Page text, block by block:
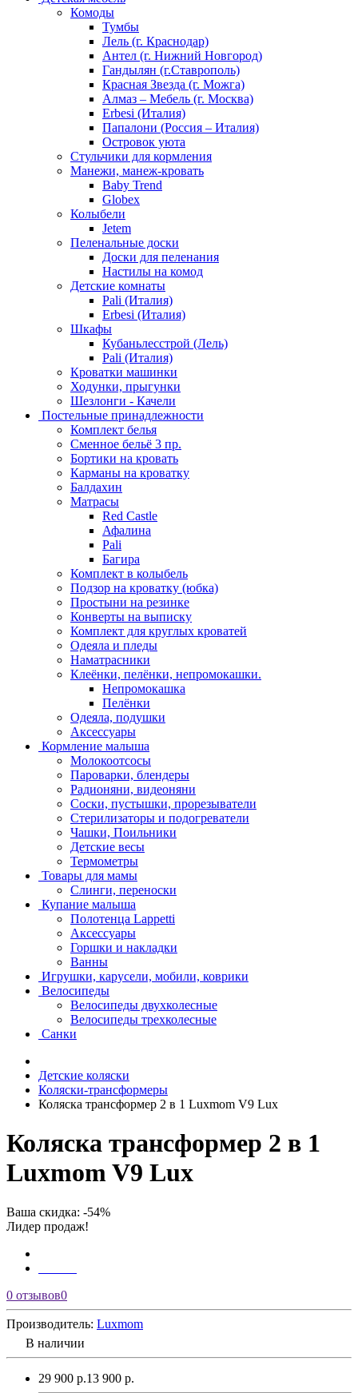
Комоды
Тумбы
Лель (г. Краснодар)
Антел (г. Нижний Новгород)
Гандылян (г.Ставрополь)
Красная Звезда (г. Можга)
Алмаз – Мебель (г. Москва)
Erbesi (Италия)
Папалони (Россия – Италия)
Островок уюта
Стульчики для кормления
Манежи, манеж-кровать
Baby Trend
Globex
Колыбели
Jetem
Пеленальные доски
Доски для пеленания
Настилы на комод
Детские комнаты
Pali (Италия)
Erbesi (Италия)
Шкафы
Кубаньлесстрой (Лель)
Pali (Италия)
Кроватки машинки
Ходунки, прыгунки
Шезлонги - Качели
Постельные принадлежности
Комплект белья
Сменное бельё 3 пр.
Бортики на кровать
Карманы на кроватку
Балдахин
Матрасы
Red Castle
Афалина
Pali
Багира
Комплект в колыбель
Подзор на кроватку (юбка)
Простыни на резинке
Конверты на выписку
Комплект для круглых кроватей
Одеяла и пледы
Наматрасники
Клеёнки, пелёнки, непромокашки.
Непромокашка
Пелёнки
Одеяла, подушки
Аксессуары
Кормление малыша
Молокоотсосы
Пароварки, блендеры
Радионяни, видеоняни
Соски, пустышки, прорезыватели
Стерилизаторы и подогреватели
Чашки, Поильники
Детские весы
Термометры
Товары для мамы
Слинги, переноски
Купание малыша
Полотенца Lappetti
Аксессуары
Горшки и накладки
Ванны
Игрушки, карусели, мобили, коврики
Велосипеды
Велосипеды двухколесные
Велосипеды трехколесные
Санки
Детские коляски
Коляски-трансформеры
Коляска трансформер 2 в 1 Luxmom V9 Lux
Коляска трансформер 2 в 1
Luxmom V9 Lux
Ваша скидка: -54%
Лидер продаж!
0 отзывов0
Производитель: Luxmom
В наличии
29 900 р.13 900 р.